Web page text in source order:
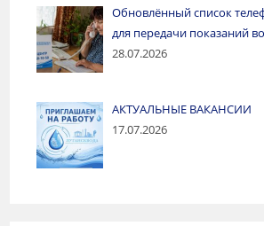
Обновлённый список
для передачи показаний
28.07.2026
АКТУАЛЬНЫЕ ВАКАНСИИ
17.07.2026